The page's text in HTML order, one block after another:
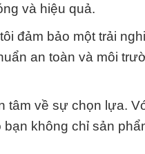
và hiệu quả.
đảm bảo một trải
an toàn và môi
tâm về sự chọn lựa.
không chỉ sản